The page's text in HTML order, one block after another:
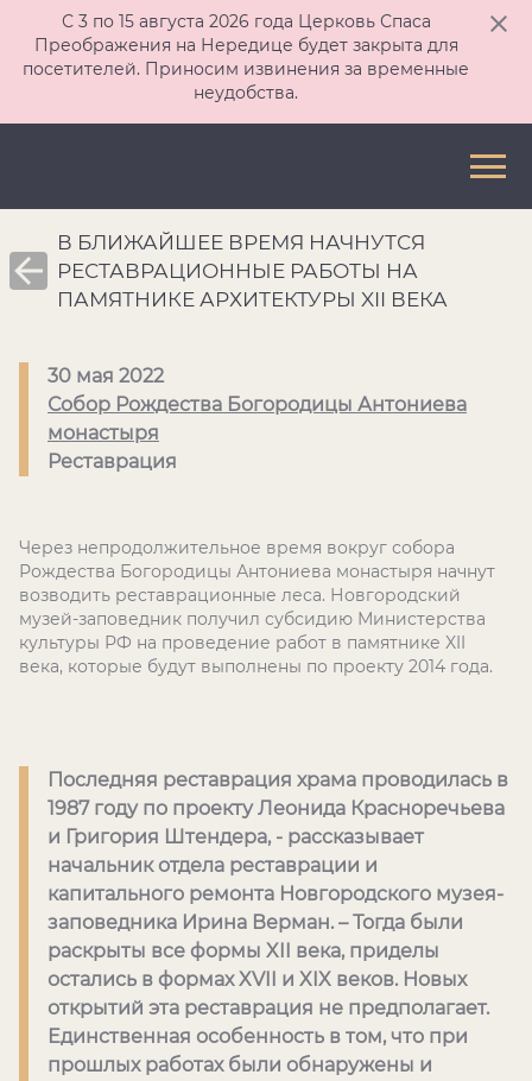
С 3 по 15 августа 2026 года Церковь Спаса
Преображения на Нередице будет закрыта для
посетителей. Приносим извинения за временные
неудобства.
В БЛИЖАЙШЕЕ ВРЕМЯ НАЧНУТСЯ
РЕСТАВРАЦИОННЫЕ РАБОТЫ НА
ПАМЯТНИКЕ АРХИТЕКТУРЫ XII ВЕКА
30 мая 2022
Собор Рождества Богородицы Антониева
монастыря
Реставрация
Через непродолжительное время вокруг собора
Рождества Богородицы Антониева монастыря начнут
возводить реставрационные леса. Новгородский
музей-заповедник получил субсидию Министерства
культуры РФ на проведение работ в памятнике XII
века, которые будут выполнены по проекту 2014 года.
Последняя реставрация храма проводилась в
1987 году по проекту Леонида Красноречьева
и Григория Штендера, - рассказывает
начальник отдела реставрации и
капитального ремонта Новгородского музея-
заповедника Ирина Верман. – Тогда были
раскрыты все формы XII века, приделы
остались в формах XVII и XIX веков. Новых
открытий эта реставрация не предполагает.
Единственная особенность в том, что при
прошлых работах были обнаружены и